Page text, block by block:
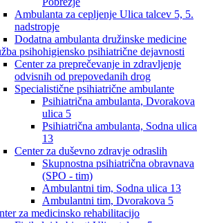
Ambulanta za cepljenje Ulica talcev 5, 5.
nadstropje
Dodatna ambulanta družinske medicine
psihohigiensko psihiatrične dejavnosti
Center za preprečevanje in zdravljenje
odvisnih od prepovedanih drog
Specialistične psihiatrične ambulante
Psihiatrična ambulanta, Dvorakova
ulica 5
Psihiatrična ambulanta, Sodna ulica
13
Center za duševno zdravje odraslih
Skupnostna psihiatrična obravnava
(SPO - tim)
Ambulantni tim, Sodna ulica 13
Ambulantni tim, Dvorakova 5
za medicinsko rehabilitacijo